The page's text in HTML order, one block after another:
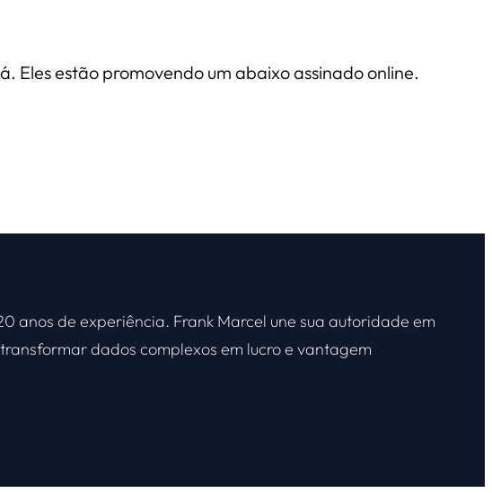
Eles estão promovendo um abaixo assinado online.
anos de experiência. Frank Marcel une sua autoridade em
dados complexos em lucro e vantagem